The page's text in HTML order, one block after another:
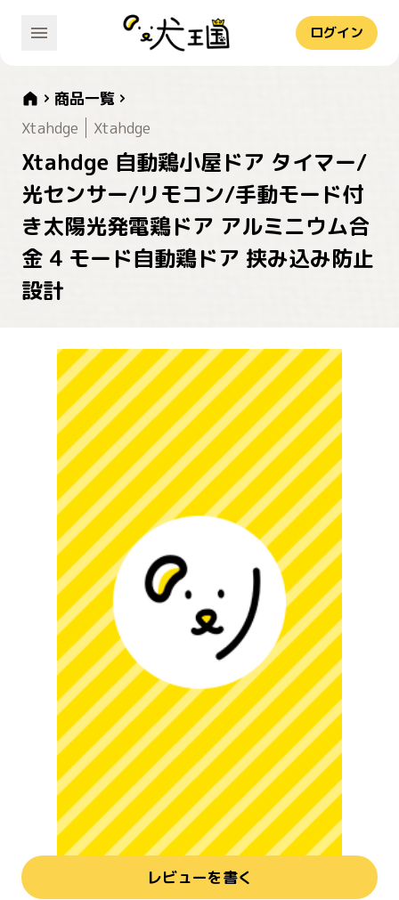
ログイン
商品一覧
Xtahdge
Xtahdge
Xtahdge 自動鶏小屋ドア タイマー/
光センサー/リモコン/手動モード付
き太陽光発電鶏ドア アルミニウム合
金 4 モード自動鶏ドア 挟み込み防止
設計
レビューを書く